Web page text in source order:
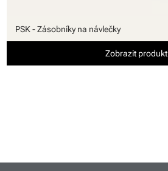
PSK - Zásobníky na návlečky
Zobrazit produkt